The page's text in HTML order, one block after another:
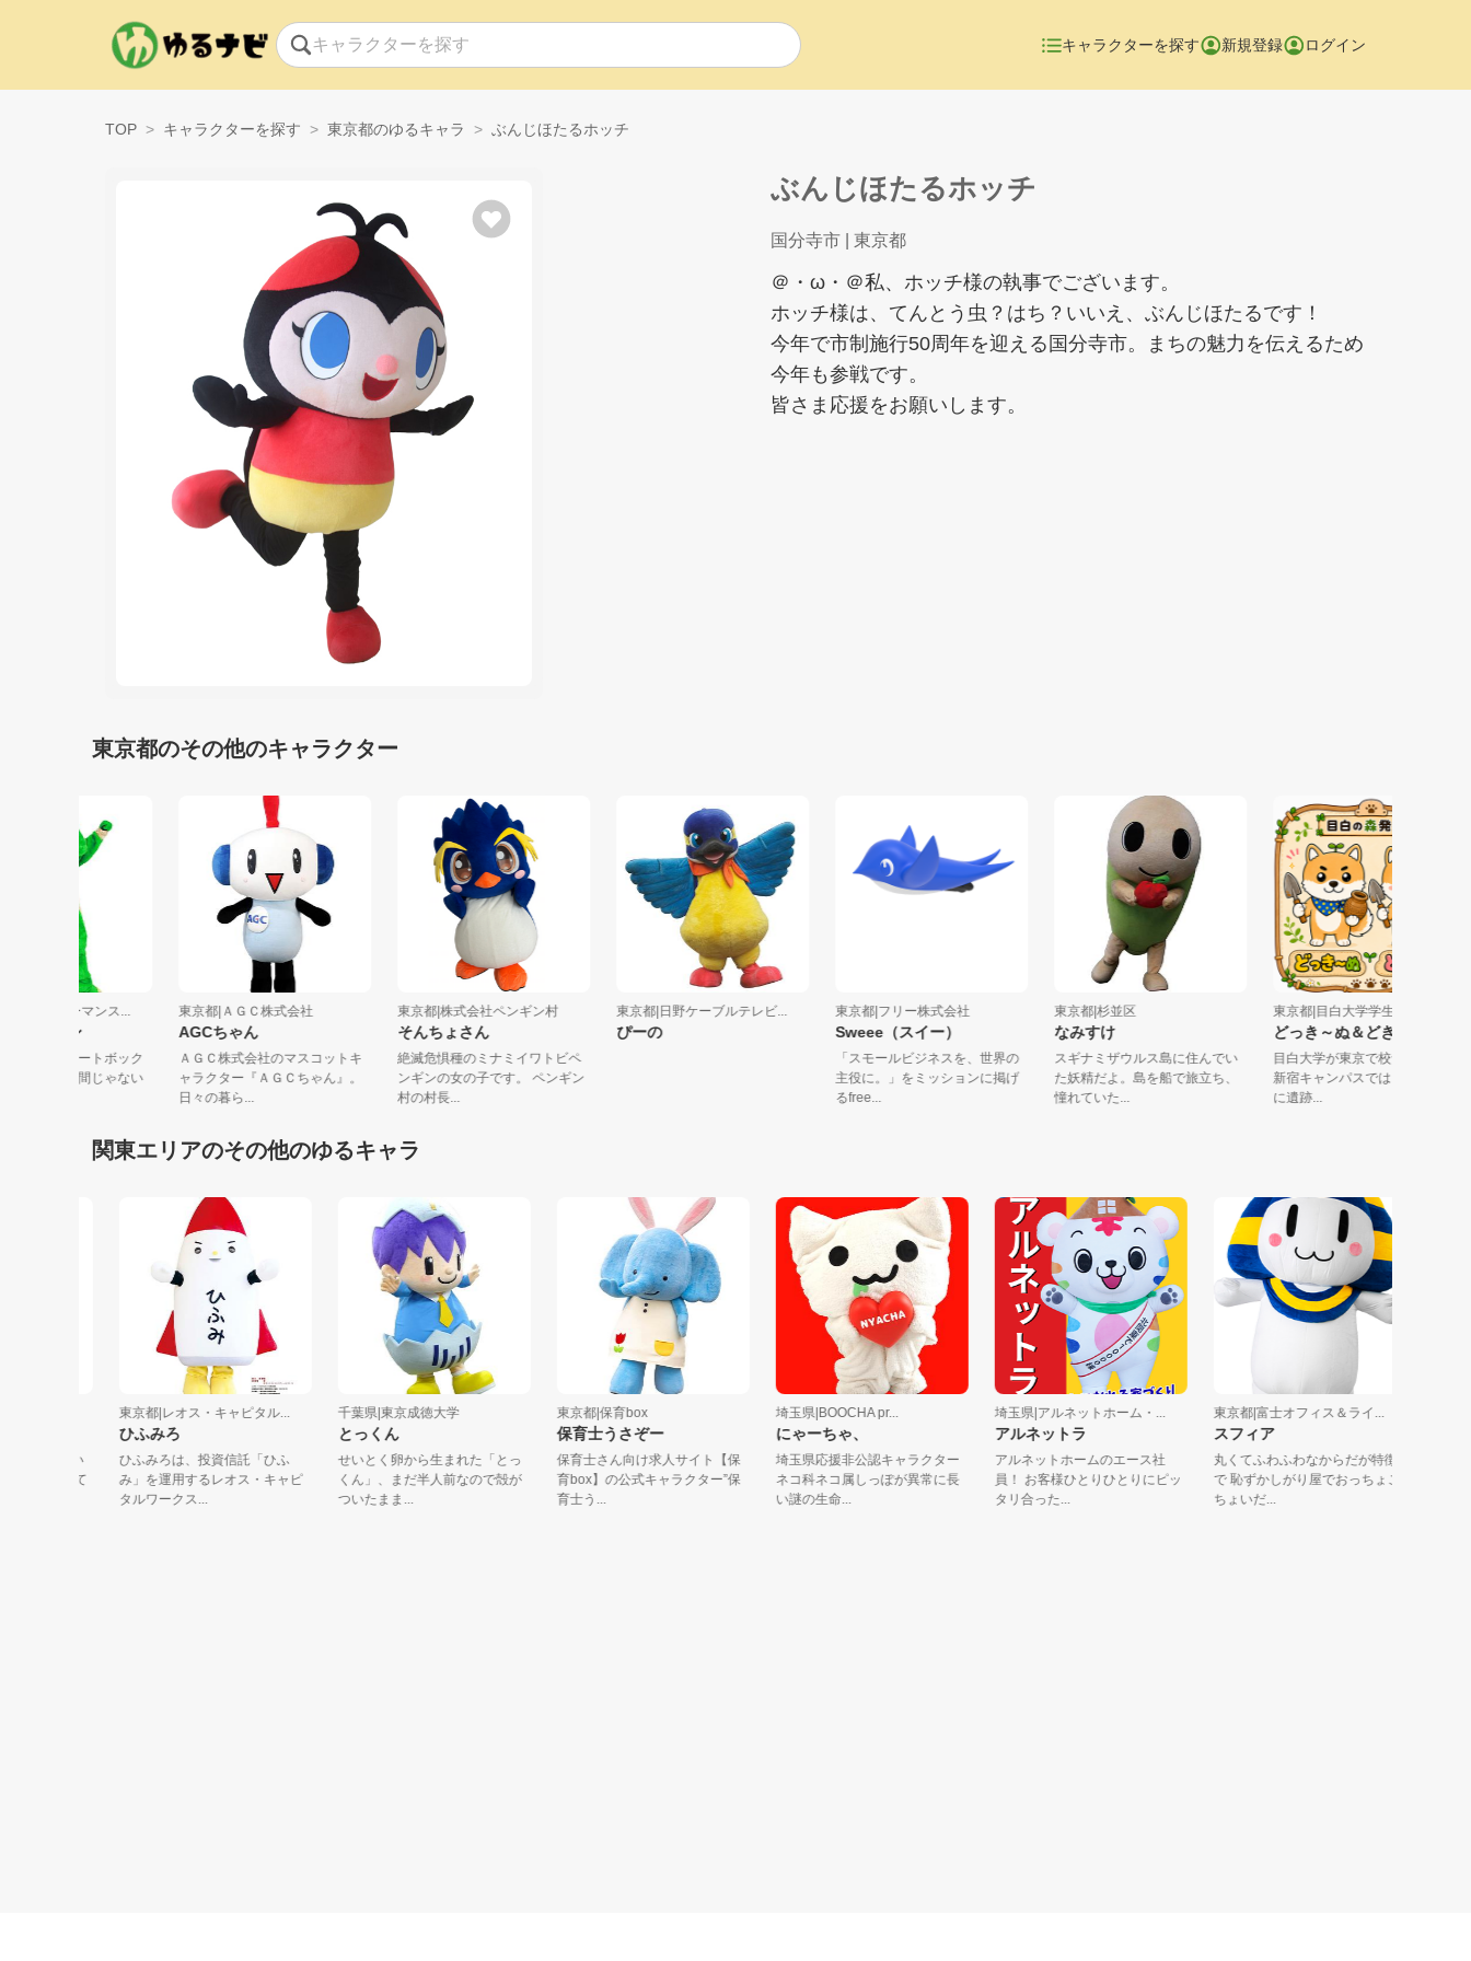
キャラクターを探す 新規登録 ログイン
TOP キャラクターを探す 東京都のゆるキャラ ぶんじほたるホッチ
ぶんじほたるホッチ
国分寺市 | 東京都
＠・ω・＠私、ホッチ様の執事でございます。
ホッチ様は、てんとう虫？はち？いいえ、ぶんじほたるです！
今年で市制施行50周年を迎える国分寺市。まちの魅力を伝えるため
今年も参戦です。
皆さま応援をお願いします。
東京都のその他のキャラクター
都|音楽パフォーマンス...
ないドラゴン
、ヒューマンビートボック
覚えました！人間じゃない
東京都|ＡＧＣ株式会社
AGCちゃん
ＡＧＣ株式会社のマスコットキ
ャラクター『ＡＧＣちゃん』。
日々の暮ら...
東京都|株式会社ペンギン村
そんちょさん
絶滅危惧種のミナミイワトビペ
ンギンの女の子です。 ペンギン
村の村長...
東京都|日野ケーブルテレビ...
ぴーの
東京都|フリー株式会社
Sweee（スイー）
「スモールビジネスを、世界の
主役に。」をミッションに掲げ
るfree...
東京都|杉並区
なみすけ
スギナミザウルス島に住んでい
た妖精だよ。島を船で旅立ち、
憧れていた...
東京都|目白大学学生部
どっき～ぬ＆どき～ぬ
目白大学が東京で校舎を構え
新宿キャンパスでは、 昭和
に遺跡...
関東エリアのその他のゆるキャラ
東京都|レオス・キャピタル...
ひふみろ
ひふみろは、投資信託「ひふ
み」を運用するレオス・キャピ
タルワークス...
千葉県|東京成徳大学
とっくん
せいとく卵から生まれた「とっ
くん」、まだ半人前なので殻が
ついたまま...
東京都|保育box
保育士うさぞー
保育士さん向け求人サイト【保
育box】の公式キャラクター”保
育士う...
埼玉県|BOOCHA pr...
にゃーちゃ、
埼玉県応援非公認キャラクター
ネコ科ネコ属しっぽが異常に長
い謎の生命...
埼玉県|アルネットホーム・...
アルネットラ
アルネットホームのエース社
員！ お客様ひとりひとりにピッ
タリ合った...
東京都|富士オフィス＆ライ...
スフィア
丸くてふわふわなからだが特徴
で 恥ずかしがり屋でおっちょこ
ちょいだ...